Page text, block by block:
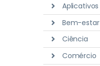
Aplicativos
Bem-estar
Ciência
Comércio